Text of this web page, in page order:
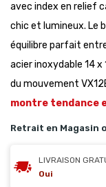
avec index en relief
chic et lumineux. Le
équilibre parfait
acier inoxydable 14
du mouvement
montre tendance
Retrait en Magasin
LIVRAISON
Oui